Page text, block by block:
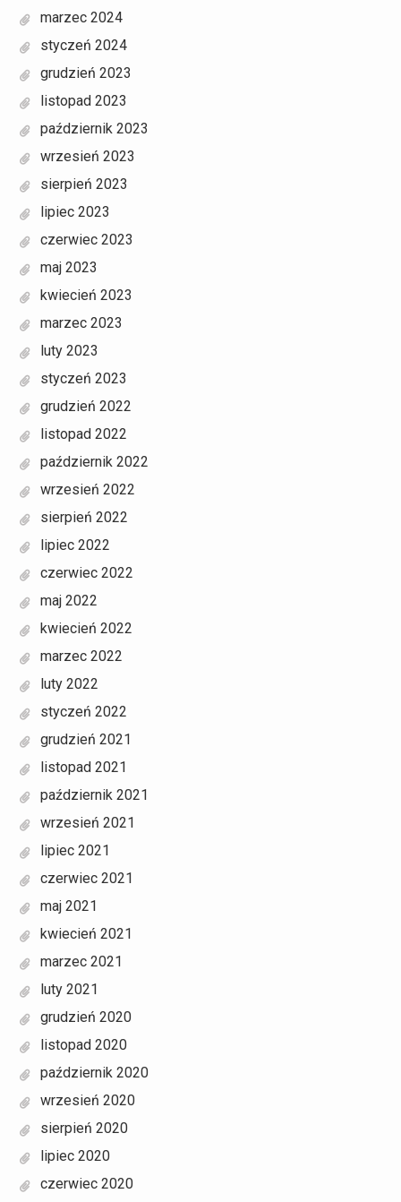
marzec 2024
styczeń 2024
grudzień 2023
listopad 2023
październik 2023
wrzesień 2023
sierpień 2023
lipiec 2023
czerwiec 2023
maj 2023
kwiecień 2023
marzec 2023
luty 2023
styczeń 2023
grudzień 2022
listopad 2022
październik 2022
wrzesień 2022
sierpień 2022
lipiec 2022
czerwiec 2022
maj 2022
kwiecień 2022
marzec 2022
luty 2022
styczeń 2022
grudzień 2021
listopad 2021
październik 2021
wrzesień 2021
lipiec 2021
czerwiec 2021
maj 2021
kwiecień 2021
marzec 2021
luty 2021
grudzień 2020
listopad 2020
październik 2020
wrzesień 2020
sierpień 2020
lipiec 2020
czerwiec 2020